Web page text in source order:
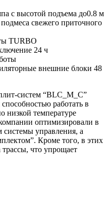
с высотой подъема до0.8 м
свежего приточного
TURBO
24 ч
внешние блоки 48
систем “BLC_M_C”
работать в
низкой температуре
оптимизировали в
управления, а
Кроме того, в этих
что упрощает